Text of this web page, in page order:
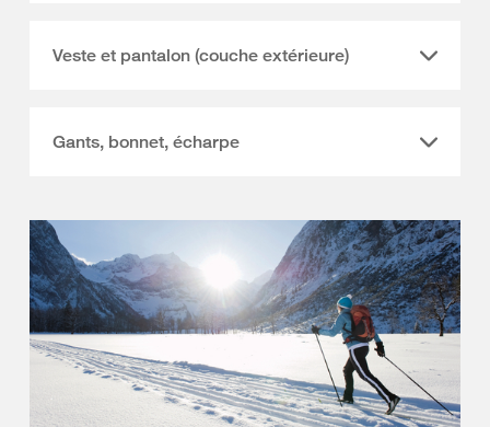
Veste et pantalon (couche extérieure)
Gants, bonnet, écharpe